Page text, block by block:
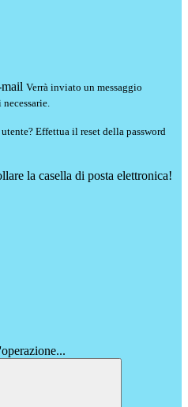
Verrà inviato un messaggio
Effettua il reset della password
la casella di posta elettronica!